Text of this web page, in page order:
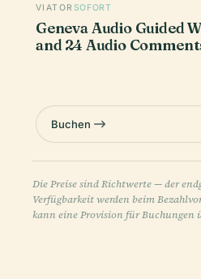
VIATOR SOFORT
Geneva Audio Guided
and 24 Audio
Buchen
Die Preise sind Richtwerte — der
Verfügbarkeit werden beim
kann eine Provision für Buchungen